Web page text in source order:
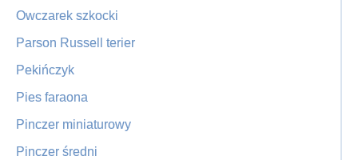
Owczarek szkocki
Parson Russell terier
Pekińczyk
Pies faraona
Pinczer miniaturowy
Pinczer średni